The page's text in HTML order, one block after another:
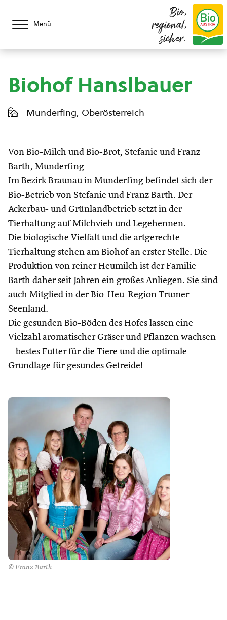
Menü
Bio,
regional,
sicher.
Biohof Hanslbauer
Munderfing, Oberösterreich
Von Bio-Milch und Bio-Brot, Stefanie und Franz
Barth, Munderfing
Im Bezirk Braunau in Munderfing befindet sich der
Bio-Betrieb von Stefanie und Franz Barth. Der
Ackerbau- und Grünlandbetrieb setzt in der
Tierhaltung auf Milchvieh und Legehennen.
Die biologische Vielfalt und die artgerechte
Tierhaltung stehen am Biohof an erster Stelle. Die
Produktion von reiner Heumilch ist der Familie
Barth daher seit Jahren ein großes Anliegen. Sie sind
auch Mitglied in der Bio-Heu-Region Trumer
Seenland.
Die gesunden Bio-Böden des Hofes lassen eine
Vielzahl aromatischer Gräser und Pflanzen wachsen
– bestes Futter für die Tiere und die optimale
Grundlage für gesundes Getreide!
© Franz Barth